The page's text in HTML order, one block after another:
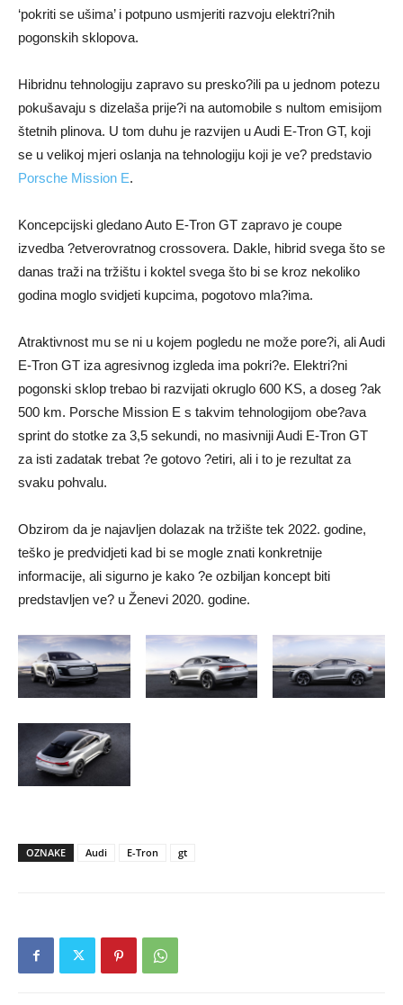
‘pokriti se ušima’ i potpuno usmjeriti razvoju elektri?nih
pogonskih sklopova.
Hibridnu tehnologiju zapravo su presko?ili pa u jednom potezu
pokušavaju s dizelaša prije?i na automobile s nultom emisijom
štetnih plinova. U tom duhu je razvijen u Audi E-Tron GT, koji
se u velikoj mjeri oslanja na tehnologiju koji je ve? predstavio
Porsche Mission E.
Koncepcijski gledano Auto E-Tron GT zapravo je coupe
izvedba ?etverovratnog crossovera. Dakle, hibrid svega što se
danas traži na tržištu i koktel svega što bi se kroz nekoliko
godina moglo svidjeti kupcima, pogotovo mla?ima.
Atraktivnost mu se ni u kojem pogledu ne može pore?i, ali Audi
E-Tron GT iza agresivnog izgleda ima pokri?e. Elektri?ni
pogonski sklop trebao bi razvijati okruglo 600 KS, a doseg ?ak
500 km. Porsche Mission E s takvim tehnologijom obe?ava
sprint do stotke za 3,5 sekundi, no masivniji Audi E-Tron GT
za isti zadatak trebat ?e gotovo ?etiri, ali i to je rezultat za
svaku pohvalu.
Obzirom da je najavljen dolazak na tržište tek 2022. godine,
teško je predvidjeti kad bi se mogle znati konkretnije
informacije, ali sigurno je kako ?e ozbiljan koncept biti
predstavljen ve? u Ženevi 2020. godine.
OZNAKE Audi E-Tron gt